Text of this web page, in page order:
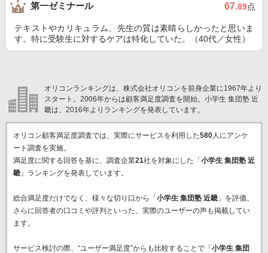
第一ゼミナール 67.89点
テキストやカリキュラム、先生の質は素晴らしかったと思いま
す。特に受験生に対するケアは特化していた。（40代／女性）
オリコンランキングは、株式会社オリコンを前身企業に1967年より
スタート。2006年からは顧客満足度調査を開始。小学生 集団塾 近
畿は、2016年よりランキングを発表しています。
オリコン顧客満足度調査では、実際にサービスを利用した580人にアンケ
ート調査を実施。
満足度に関する回答を基に、調査企業21社を対象にした「 小学生 集団塾 近
畿」ランキングを発表しています。
総合満足度だけでなく、様々な切り口から「 小学生 集団塾 近畿」を評価。
さらに回答者の口コミや評判といった、実際のユーザーの声も掲載してい
ます。
サービス検討の際、“ユーザー満足度”からも比較することで「 小学生 集団